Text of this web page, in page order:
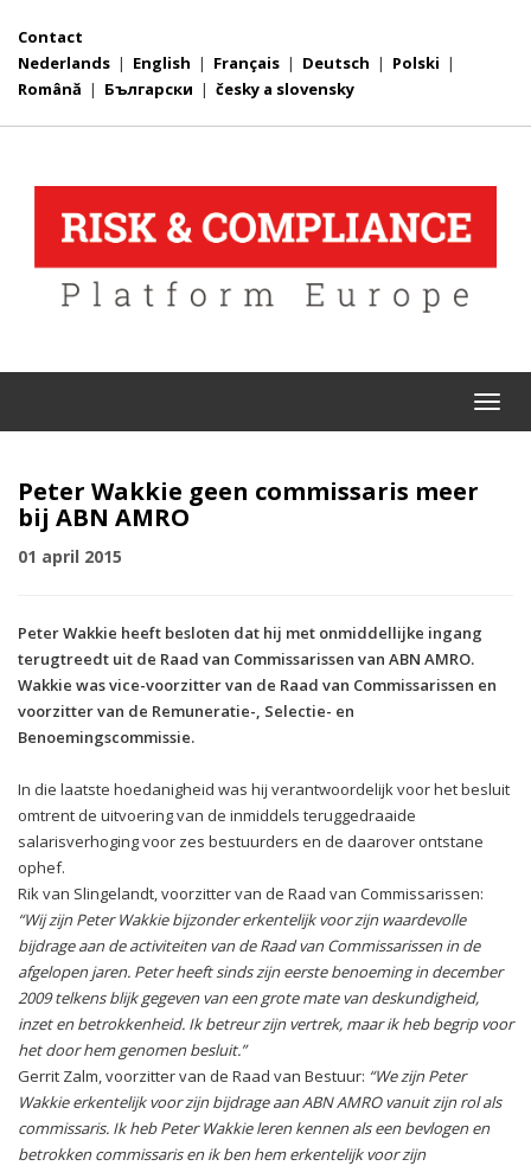
Contact
Nederlands | English | Français | Deutsch | Polski |
Română | Български | česky a slovensky
Peter Wakkie geen commissaris meer
bij ABN AMRO
01 april 2015
Peter Wakkie heeft besloten dat hij met onmiddellijke ingang
terugtreedt uit de Raad van Commissarissen van ABN AMRO.
Wakkie was vice-voorzitter van de Raad van Commissarissen en
voorzitter van de Remuneratie-, Selectie- en
Benoemingscommissie.
In die laatste hoedanigheid was hij verantwoordelijk voor het besluit
omtrent de uitvoering van de inmiddels teruggedraaide
salarisverhoging voor zes bestuurders en de daarover ontstane
ophef.
Rik van Slingelandt, voorzitter van de Raad van Commissarissen:
“Wij zijn Peter Wakkie bijzonder erkentelijk voor zijn waardevolle
bijdrage aan de activiteiten van de Raad van Commissarissen in de
afgelopen jaren. Peter heeft sinds zijn eerste benoeming in december
2009 telkens blijk gegeven van een grote mate van deskundigheid,
inzet en betrokkenheid. Ik betreur zijn vertrek, maar ik heb begrip voor
het door hem genomen besluit.”
Gerrit Zalm, voorzitter van de Raad van Bestuur: “We zijn Peter
Wakkie erkentelijk voor zijn bijdrage aan ABN AMRO vanuit zijn rol als
commissaris. Ik heb Peter Wakkie leren kennen als een bevlogen en
betrokken commissaris en ik ben hem erkentelijk voor zijn